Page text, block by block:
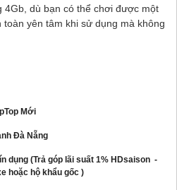
4Gb, dù bạn có thể chơi được một
yên tâm khi sử dụng mà không
Mới
Đà Nẵng
dụng (Trả góp lãi suất 1% HDsaison -
hoặc hộ khẩu gốc )